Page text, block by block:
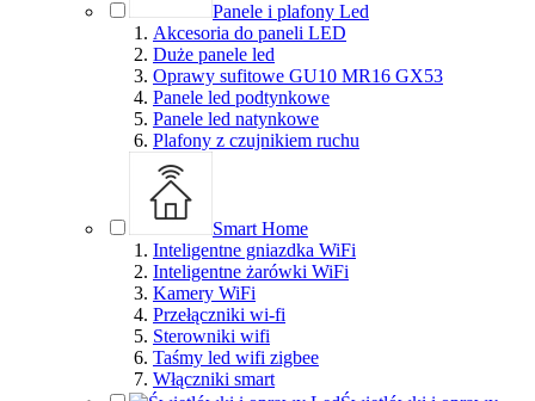
Panele i plafony Led
Akcesoria do paneli LED
Duże panele led
Oprawy sufitowe GU10 MR16 GX53
Panele led podtynkowe
Panele led natynkowe
Plafony z czujnikiem ruchu
Smart Home
Inteligentne gniazdka WiFi
Inteligentne żarówki WiFi
Kamery WiFi
Przełączniki wi-fi
Sterowniki wifi
Taśmy led wifi zigbee
Włączniki smart